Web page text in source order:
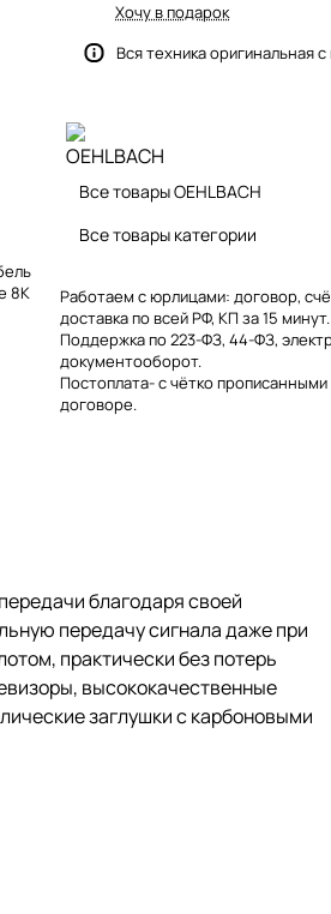
8K
Хочу в подарок
Вся техника оригинальная
Все товары OEHLBACH
Все товары категории
Работаем с юрлицами: договор,
доставка по всей РФ, КП за 15 минут.
Поддержка по 223-ФЗ, 44-ФЗ,
документооборот.
Постоплата- с чётко
договоре.
благодаря своей
передачу сигнала даже при
практически без потерь
высококачественные
заглушки с карбоновыми